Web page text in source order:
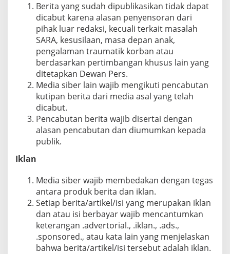
Berita yang sudah dipublikasikan tidak dapat
dicabut karena alasan penyensoran dari
pihak luar redaksi, kecuali terkait masalah
SARA, kesusilaan, masa depan anak,
pengalaman traumatik korban atau
berdasarkan pertimbangan khusus lain yang
ditetapkan Dewan Pers.
Media siber lain wajib mengikuti pencabutan
kutipan berita dari media asal yang telah
dicabut.
Pencabutan berita wajib disertai dengan
alasan pencabutan dan diumumkan kepada
publik.
Iklan
Media siber wajib membedakan dengan tegas
antara produk berita dan iklan.
Setiap berita/artikel/isi yang merupakan iklan
dan atau isi berbayar wajib mencantumkan
keterangan .advertorial., .iklan., .ads.,
.sponsored., atau kata lain yang menjelaskan
bahwa berita/artikel/isi tersebut adalah iklan.